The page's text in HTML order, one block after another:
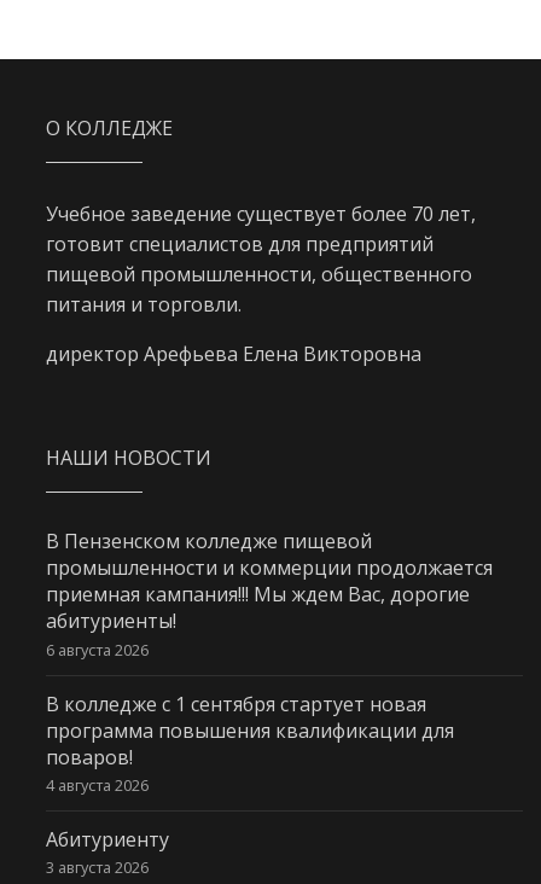
О КОЛЛЕДЖЕ
Учебное заведение существует более 70 лет,
готовит специалистов для предприятий
пищевой промышленности, общественного
питания и торговли.
директор Арефьева Елена Викторовна
НАШИ НОВОСТИ
В Пензенском колледже пищевой
промышленности и коммерции продолжается
приемная кампания!!! Мы ждем Вас, дорогие
абитуриенты!
6 августа 2026
В колледже с 1 сентября стартует новая
программа повышения квалификации для
поваров!
4 августа 2026
Абитуриенту
3 августа 2026